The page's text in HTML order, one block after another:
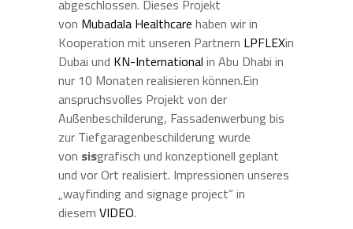
abgeschlossen. Dieses Projekt
von Mubadala Healthcare haben wir in
Kooperation mit unseren Partnern LPFLEXin
Dubai und KN-International in Abu Dhabi in
nur 10 Monaten realisieren können.Ein
anspruchsvolles Projekt von der
Außenbeschilderung, Fassadenwerbung bis
zur Tiefgaragenbeschilderung wurde
von sisgrafisch und konzeptionell geplant
und vor Ort realisiert. Impressionen unseres
„wayfinding and signage project“ in
diesem VIDEO.